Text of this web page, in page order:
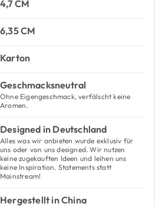
4,7 CM
6,35 CM
Karton
Geschmacksneutral
Ohne Eigengeschmack, verfälscht keine
Aromen.
Designed in Deutschland
Alles was wir anbieten wurde exklusiv für
uns oder von uns designed. Wir nutzen
keine zugekauften Ideen und leihen uns
keine Inspiration. Statements statt
Mainstream!
Hergestellt in China